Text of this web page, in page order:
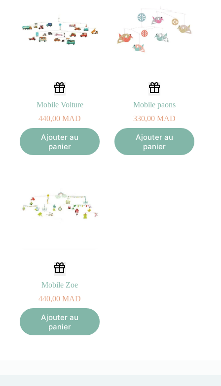
Mobile Voiture
440,00 MAD
Ajouter au
panier
Mobile paons
330,00 MAD
Ajouter au
panier
Mobile Zoe
440,00 MAD
Ajouter au
panier